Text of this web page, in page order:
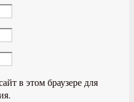
в этом браузере для